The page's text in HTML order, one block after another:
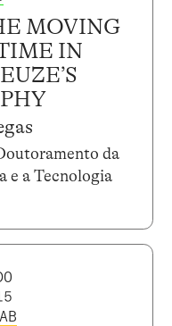
MOVING
IN
da
e a Tecnologia